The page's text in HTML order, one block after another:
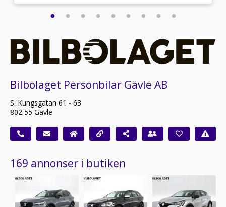
Bilbolaget Personbilar Gävle AB
S. Kungsgatan 61 - 63
802 55 Gävle
169 annonser i butiken